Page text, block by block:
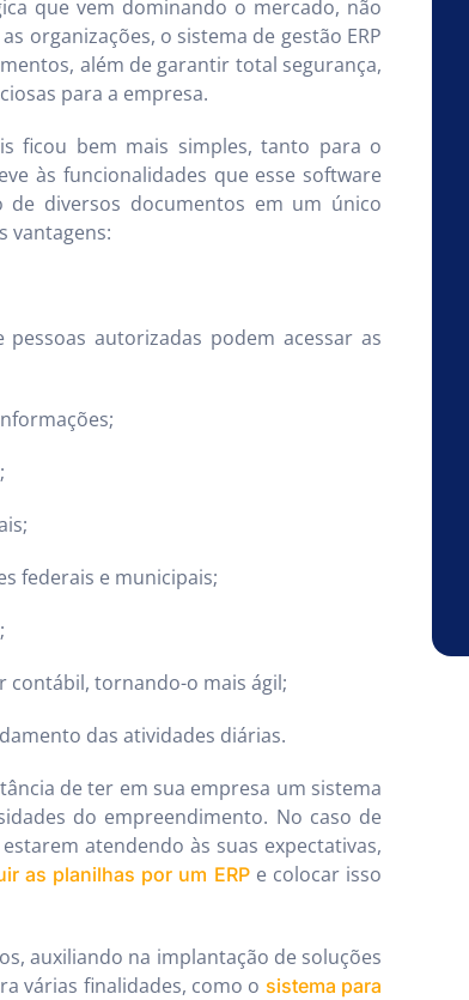
que vem dominando o mercado, não
organizações, o sistema de gestão ERP
além de garantir total segurança,
para a empresa.
ficou bem mais simples, tanto para o
às funcionalidades que esse software
diversos documentos em um único
vantagens:
autorizadas podem acessar as
federais e municipais;
contábil, tornando-o mais ágil;
das atividades diárias.
de ter em sua empresa um sistema
do empreendimento. No caso de
atendendo às suas expectativas,
as planilhas por um ERPe colocar isso
auxiliando na implantação de soluções
várias finalidades, como o sistema para